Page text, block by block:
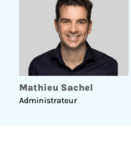
Mathieu Sachel
Administrateur